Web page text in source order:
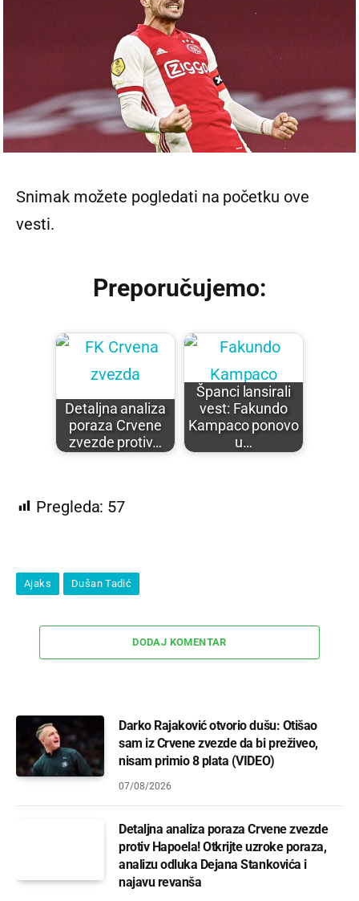
Snimak možete pogledati na početku ove
vesti.
Preporučujemo:
Detaljna analiza
poraza Crvene
zvezde protiv…
Španci lansirali
vest: Fakundo
Kampaco ponovo
u…
Pregleda: 57
Ajaks Dušan Tadić
DODAJ KOMENTAR
Darko Rajaković otvorio dušu: Otišao
sam iz Crvene zvezde da bi preživeo,
nisam primio 8 plata (VIDEO)
07/08/2026
Detaljna analiza poraza Crvene zvezde
protiv Hapoela! Otkrijte uzroke poraza,
analizu odluka Dejana Stankovića i
najavu revanša